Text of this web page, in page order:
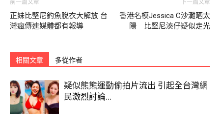
前一篇文章
正妹比堅尼釣魚脫衣大解放 台
灣瘋傳連媒體都有報導
下一篇文章
香港名模Jessica C沙灘晒太
陽 比堅尼湊仔疑似走光
相關文章 多從作者
疑似熊熊運動偷拍片流出 引起全台灣網
民激烈討論...